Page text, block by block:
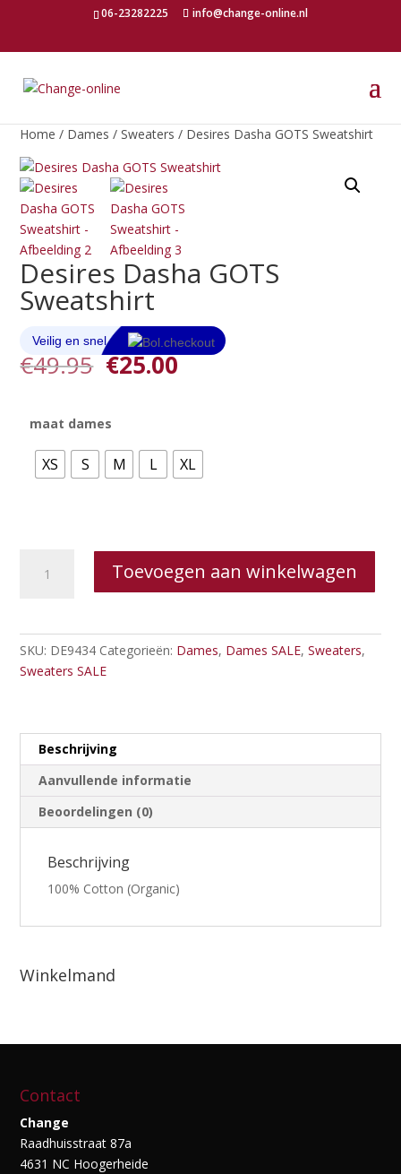
06-23282225 info@change-online.nl
Home / Dames / Sweaters / Desires Dasha GOTS Sweatshirt
Desires Dasha GOTS
Sweatshirt
€49.95 Oorspronkelijke
prijs
€49.95.
€25.00Huidige
maat dames
XS S M L XL
Dasha
Toevoegen aan winkelwagen
SKU: DE9434 Categorieën: Dames, Dames SALE,Sweaters,
Sweaters SALE
Beschrijving
Aanvullende informatie
Beoordelingen (0)
Beschrijving
100% Cotton (Organic)
Winkelmand
Contact
Change
Raadhuisstraat 87a
4631 NC Hoogerheide